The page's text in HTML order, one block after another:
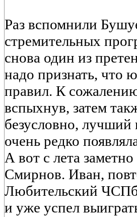
Раз вспомнили
стремительных
снова один из
надо признать, что
правил. К
вспыхнув, затем
безусловно,
очень редко
А вот с лета
Смирнов. Иван,
Любительский
и уже успел